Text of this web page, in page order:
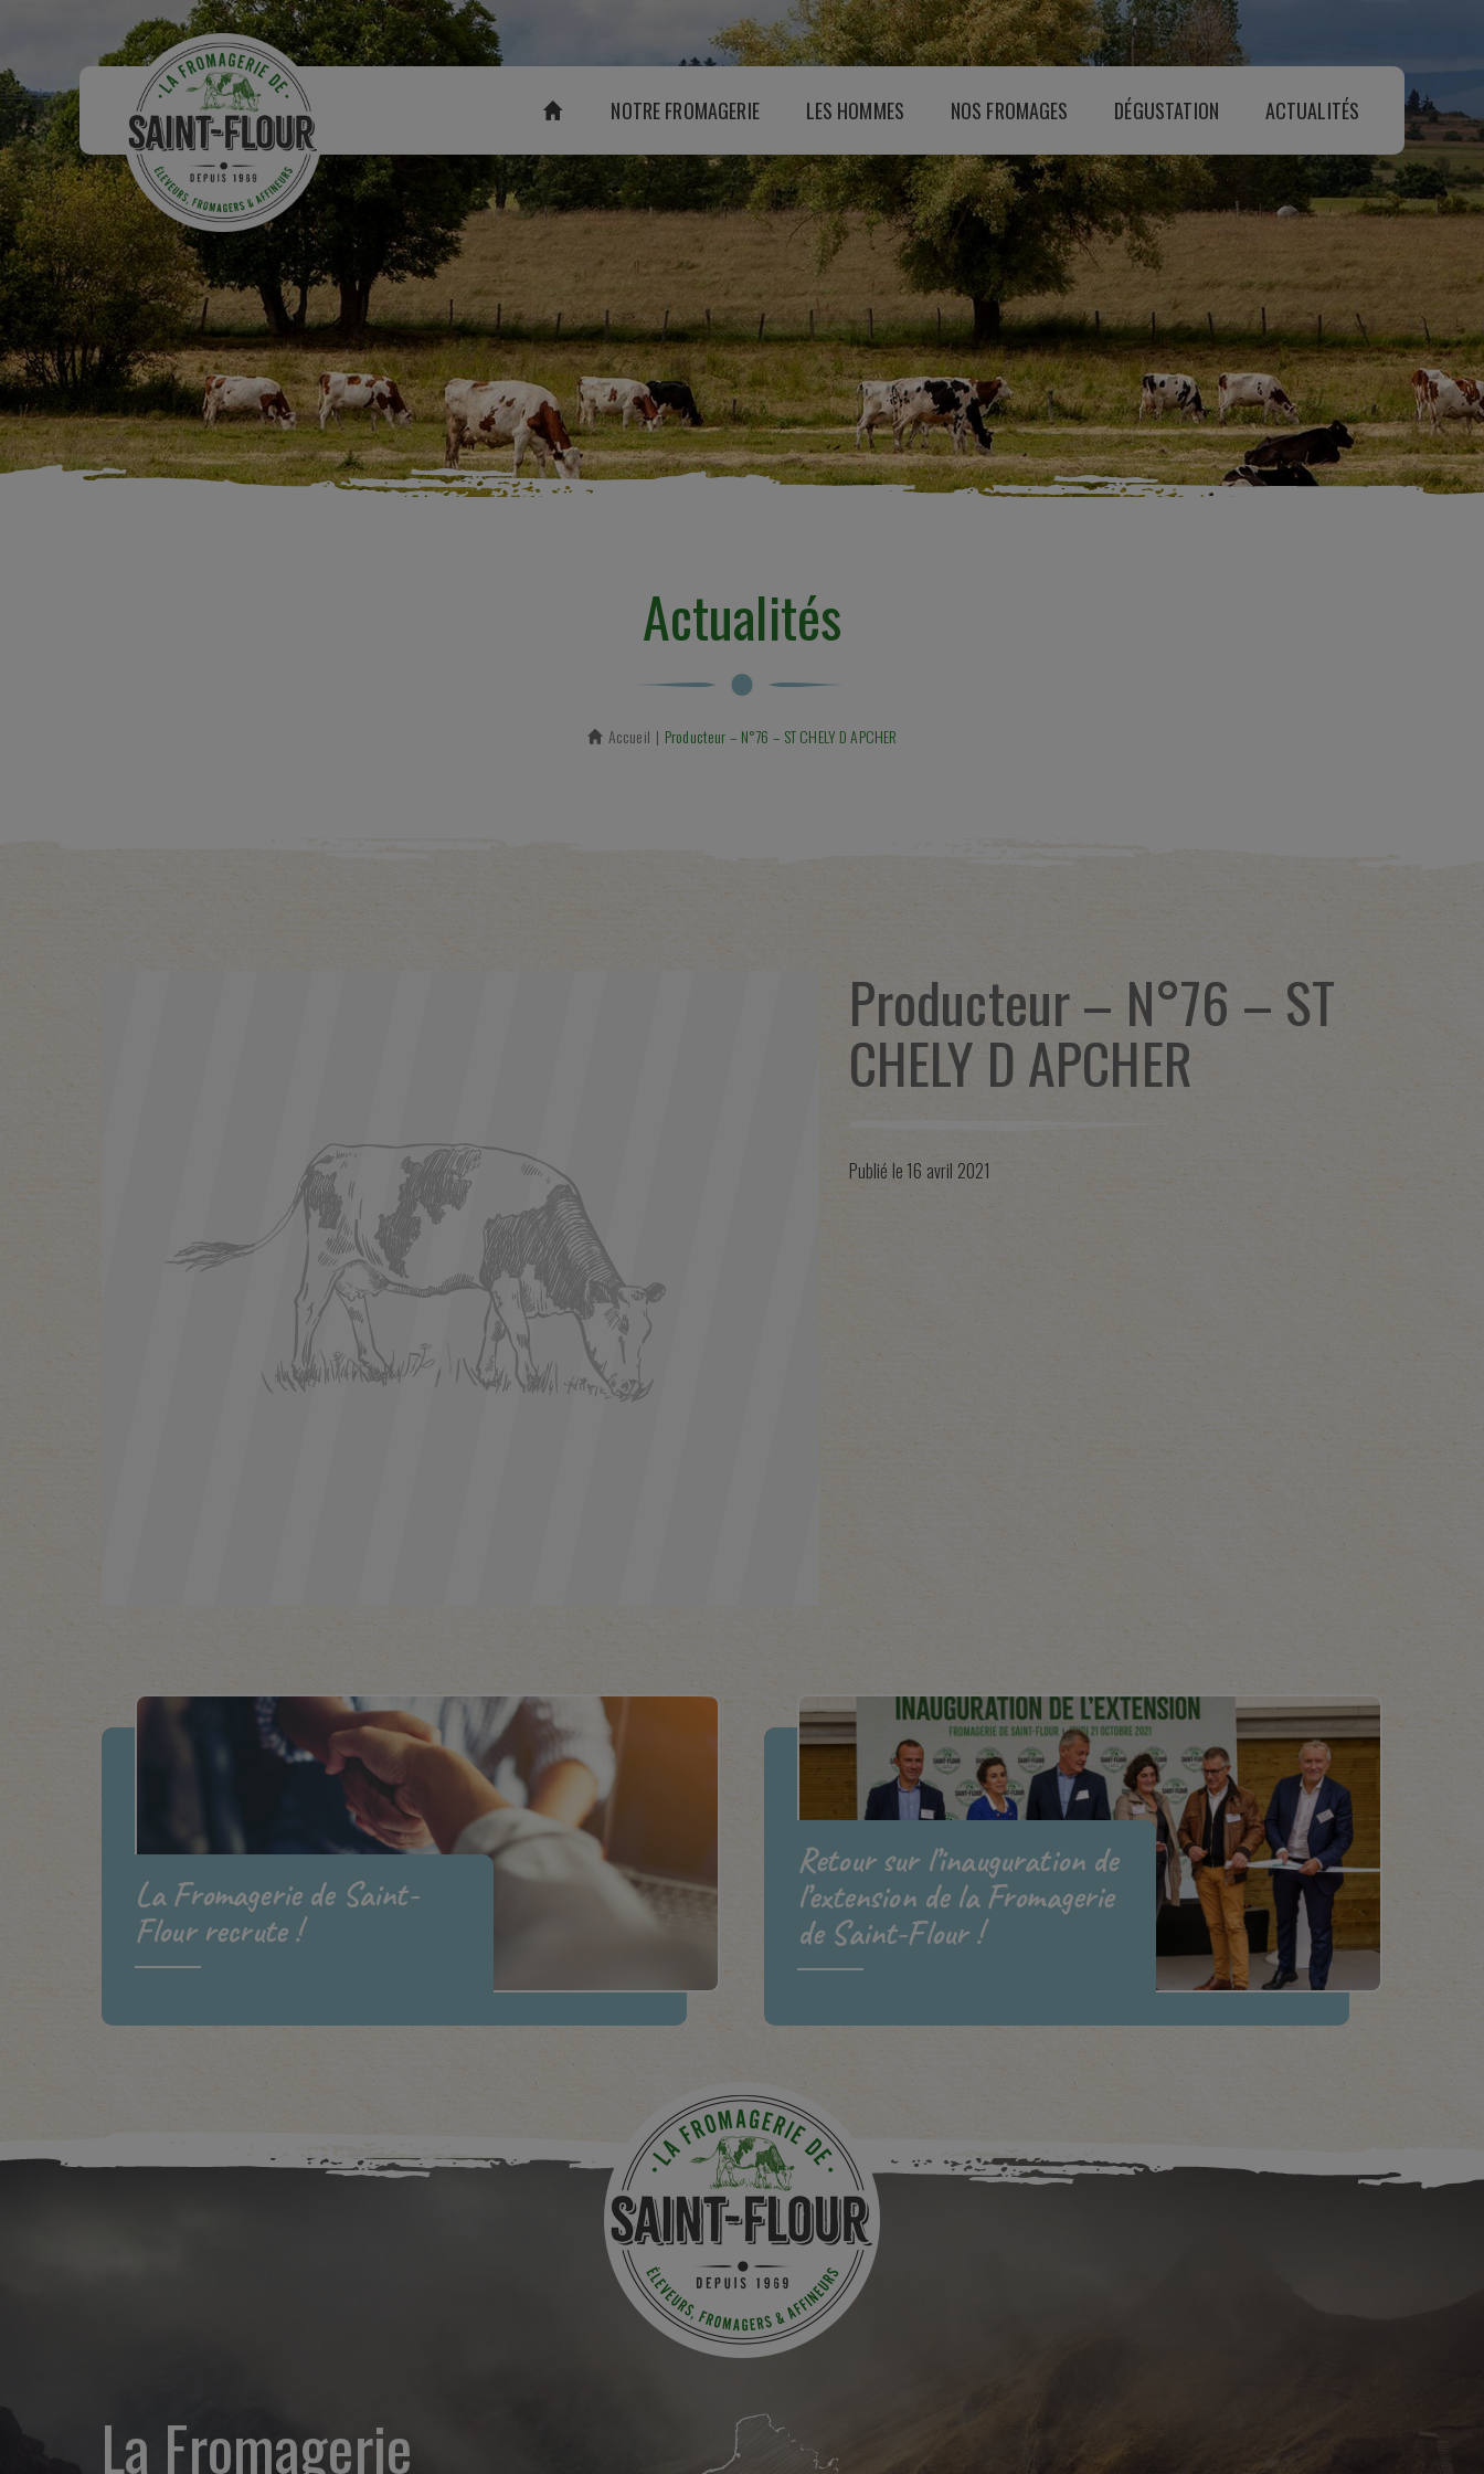
NOTRE FROMAGERIE LES HOMMES NOS FROMAGES DÉGUSTATION ACTUALITÉS
Actualités
Accueil En cours :
Producteur – N°76 – ST CHELY D APCHER
Producteur – N°76 – ST
CHELY D APCHER
Publié le 16 avril 2021
La Fromagerie de Saint-
Flour recrute !
Retour sur l’inauguration de
l’extension de la Fromagerie
de Saint-Flour !
La Fromagerie